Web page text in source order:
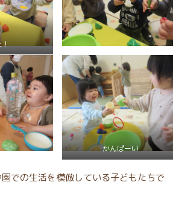
！
かんぱーい
での生活を模倣している子どもたちで